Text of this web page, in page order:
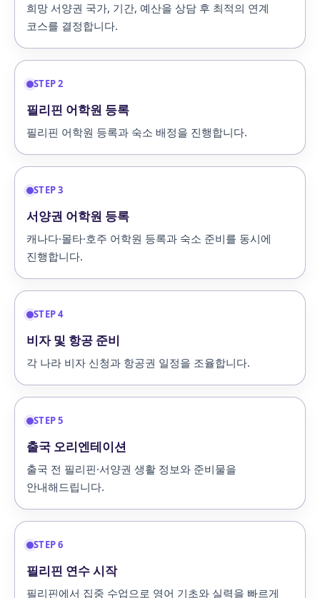
희망 서양권 국가, 기간, 예산을 상담 후 최적의 연계
코스를 결정합니다.
STEP 2
필리핀 어학원 등록
필리핀 어학원 등록과 숙소 배정을 진행합니다.
STEP 3
서양권 어학원 등록
캐나다·몰타·호주 어학원 등록과 숙소 준비를 동시에
진행합니다.
STEP 4
비자 및 항공 준비
각 나라 비자 신청과 항공권 일정을 조율합니다.
STEP 5
출국 오리엔테이션
출국 전 필리핀·서양권 생활 정보와 준비물을
안내해드립니다.
STEP 6
필리핀 연수 시작
필리핀에서 집중 수업으로 영어 기초와 실력을 빠르게